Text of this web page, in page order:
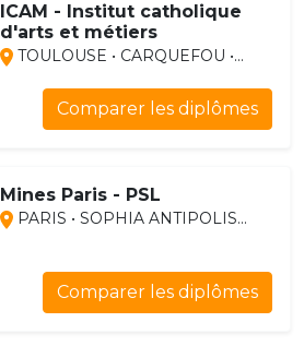
ICAM - Institut catholique
d'arts et métiers
TOULOUSE • CARQUEFOU •...
Comparer les diplômes
Mines Paris - PSL
PARIS • SOPHIA ANTIPOLIS...
Comparer les diplômes